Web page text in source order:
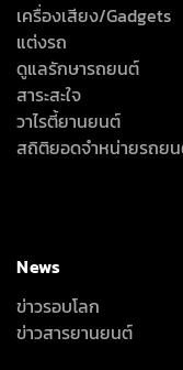
เครื่องเสียง/Gadgets
แต่งรถ
ดูแลรักษารถยนต์
สาระสะใจ
วาไรตี้ยานยนต์
สถิติยอดจำหน่ายรถย
News
ข่าวรอบโลก
ข่าวสารยานยนต์